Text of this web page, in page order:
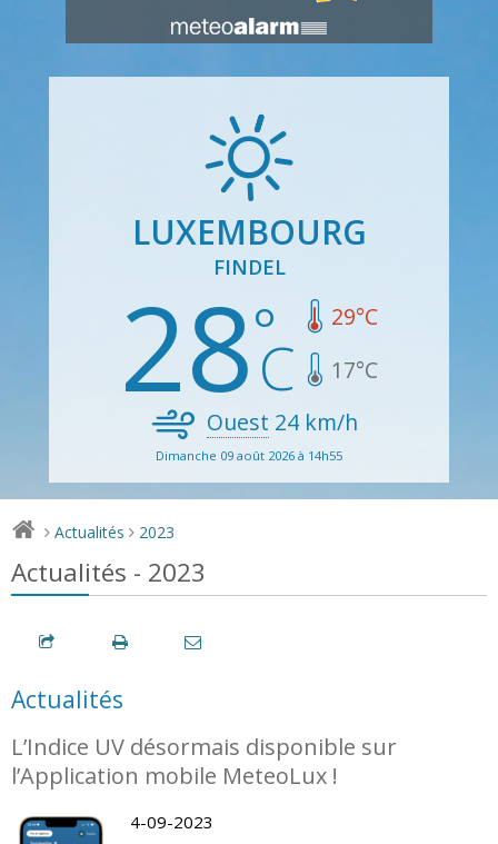
LUXEMBOURG
FINDEL
28 29°C
17°C
Ouest 24 km/h
Dimanche 09 août 2026 à 14h55
> Actualités > 2023
Actualités - 2023
Actualités
L’Indice UV désormais disponible sur
l’Application mobile MeteoLux !
4-09-2023